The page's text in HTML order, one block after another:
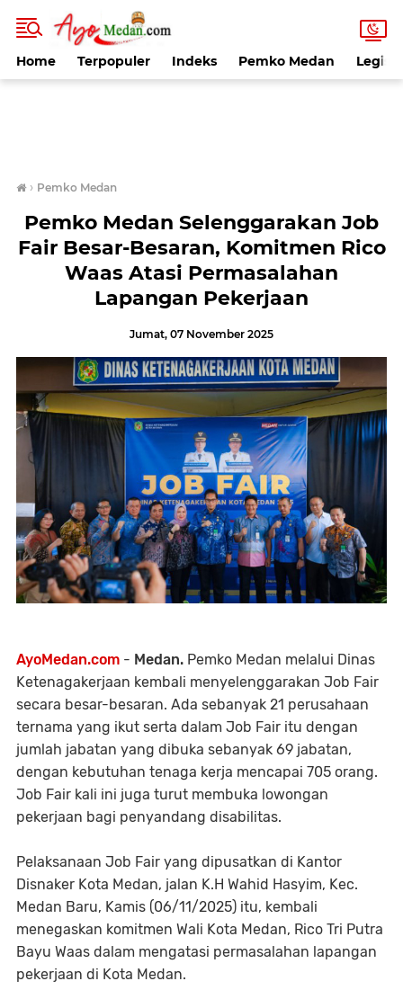
Home Terpopuler Indeks Pemko Medan
› Pemko Medan
Pemko Medan Selenggarakan Job
Fair Besar-Besaran, Komitmen Rico
Waas Atasi Permasalahan
Lapangan Pekerjaan
Jumat, 07 November 2025
AyoMedan.com - Medan. Pemko Medan melalui Dinas
Ketenagakerjaan kembali menyelenggarakan Job Fair
secara besar-besaran. Ada sebanyak 21 perusahaan
ternama yang ikut serta dalam Job Fair itu dengan
jumlah jabatan yang dibuka sebanyak 69 jabatan,
dengan kebutuhan tenaga kerja mencapai 705 orang.
Job Fair kali ini juga turut membuka lowongan
pekerjaan bagi penyandang disabilitas.
Pelaksanaan Job Fair yang dipusatkan di Kantor
Disnaker Kota Medan, jalan K.H Wahid Hasyim, Kec.
Medan Baru, Kamis (06/11/2025) itu, kembali
menegaskan komitmen Wali Kota Medan, Rico Tri Putra
Bayu Waas dalam mengatasi permasalahan lapangan
pekerjaan di Kota Medan.